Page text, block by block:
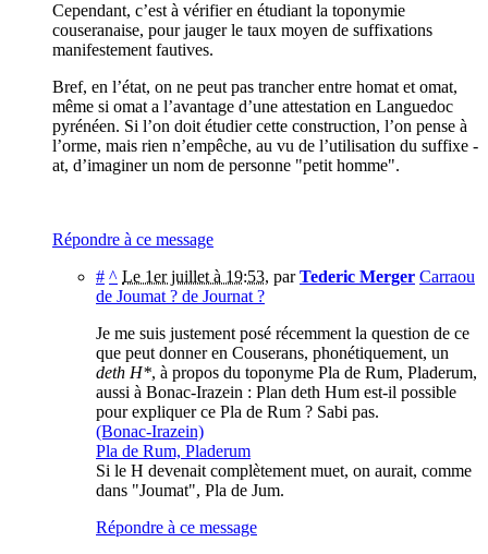
Cependant, c’est à vérifier en étudiant la toponymie
couseranaise, pour jauger le taux moyen de suffixations
manifestement fautives.
Bref, en l’état, on ne peut pas trancher entre homat et omat,
même si omat a l’avantage d’une attestation en Languedoc
pyrénéen. Si l’on doit étudier cette construction, l’on pense à
l’orme, mais rien n’empêche, au vu de l’utilisation du suffixe -
at, d’imaginer un nom de personne "petit homme".
Répondre à ce message
# ^ Le 1er juillet à 19:53, parTederic Merger Carraou
de Joumat ? de Journat ?
Je me suis justement posé récemment la question de ce
que peut donner en Couserans, phonétiquement, un
deth H*, à propos du toponyme Pla de Rum, Pladerum,
aussi à Bonac-Irazein : Plan deth Hum est-il possible
pour expliquer ce Pla de Rum ? Sabi pas.
(Bonac-Irazein)
Pla de Rum, Pladerum
Si le H devenait complètement muet, on aurait, comme
dans "Joumat", Pla de Jum.
Répondre à ce message